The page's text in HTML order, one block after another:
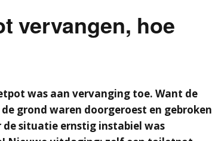
vervangen, hoe
was aan vervanging toe. Want de
grond waren doorgeroest en gebroken
situatie ernstig instabiel was